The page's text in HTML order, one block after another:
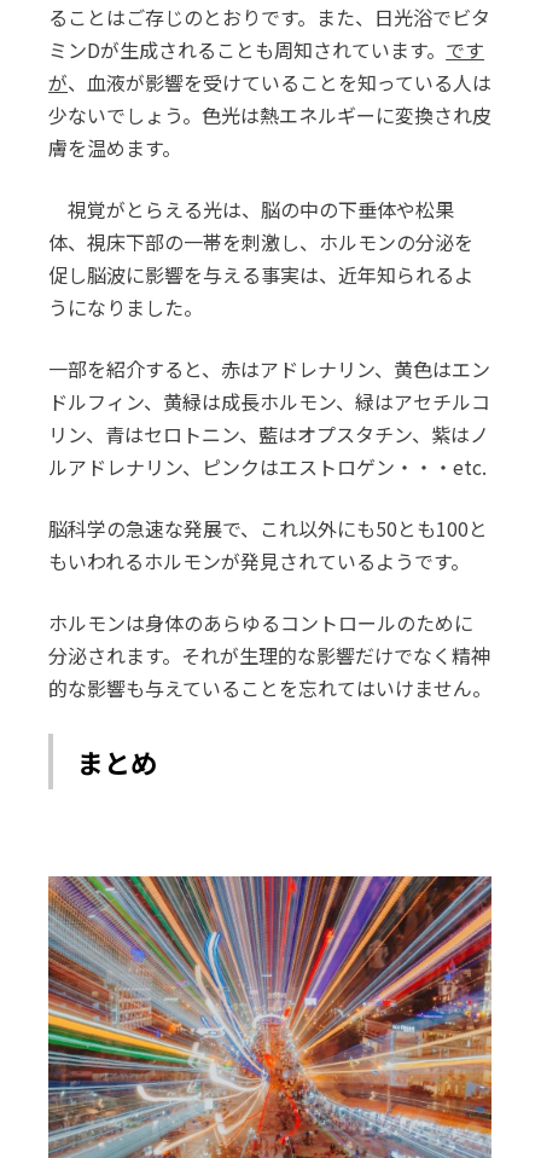
ることはご存じのとおりです。また、日光浴でビタ
ミンDが生成されることも周知されています。 です
が、血液が影響を受けていることを知っている人は
少ないでしょう。色光は熱エネルギーに変換され皮
膚を温めます。
視覚がとらえる光は、脳の中の下垂体や松果
体、視床下部の一帯を刺激し、ホルモンの分泌を
促し脳波に影響を与える事実は、近年知られるよ
うになりました。
一部を紹介すると、赤はアドレナリン、黄色はエン
ドルフィン、黄緑は成長ホルモン、緑はアセチルコ
リン、青はセロトニン、藍はオプスタチン、紫はノ
ルアドレナリン、ピンクはエストロゲン・・・etc.
脳科学の急速な発展で、これ以外にも50とも100と
もいわれるホルモンが発見されているようです。
ホルモンは身体のあらゆるコントロールのために
分泌されます。それが生理的な影響だけでなく精神
的な影響も与えていることを忘れてはいけません。
まとめ